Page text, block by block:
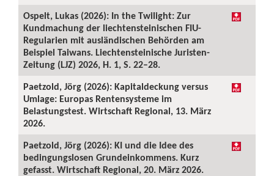
Ospelt, Lukas (2026): In the Twilight: Zur
Kundmachung der liechtensteinischen FIU-
Regularien mit ausländischen Behörden am
Beispiel Taiwans. Liechtensteinische Juristen-
Zeitung (LJZ) 2026, H. 1, S. 22–28.
Paetzold, Jörg (2026): Kapitaldeckung versus
Umlage: Europas Rentensysteme im
Belastungstest. Wirtschaft Regional, 13. März
2026.
Paetzold, Jörg (2026): KI und die Idee des
bedingungslosen Grundeinkommens. Kurz
gefasst. Wirtschaft Regional, 20. März 2026.